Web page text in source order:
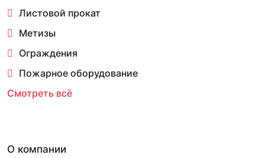
Листовой прокат
Метизы
Ограждения
Пожарное оборудование
Смотреть всё
О компании